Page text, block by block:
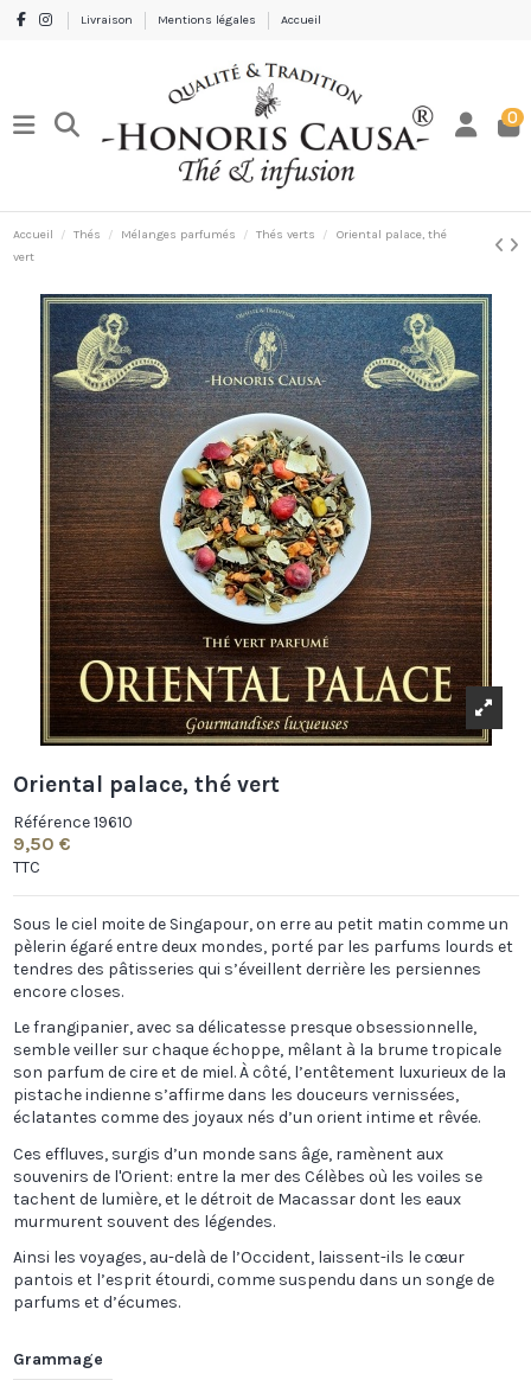
Livraison Mentions légales Accueil
0
Accueil Thés Mélanges parfumés Thés verts
Oriental palace, thé
vert
Oriental palace, thé vert
Référence 19610
9,50 €
TTC
Sous le ciel moite de Singapour, on erre au petit matin comme un
pèlerin égaré entre deux mondes, porté par les parfums lourds et
tendres des pâtisseries qui s’éveillent derrière les persiennes
encore closes.
Le frangipanier, avec sa délicatesse presque obsessionnelle,
semble veiller sur chaque échoppe, mêlant à la brume tropicale
son parfum de cire et de miel. À côté, l’entêtement luxurieux de la
pistache indienne s’affirme dans les douceurs vernissées,
éclatantes comme des joyaux nés d’un orient intime et rêvée.
Ces effluves, surgis d’un monde sans âge, ramènent aux
souvenirs de l'Orient: entre la mer des Célèbes où les voiles se
tachent de lumière, et le détroit de Macassar dont les eaux
murmurent souvent des légendes.
Ainsi les voyages, au-delà de l’Occident, laissent-ils le cœur
pantois et l’esprit étourdi, comme suspendu dans un songe de
parfums et d’écumes.
Grammage